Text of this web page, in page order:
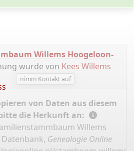
Willems Hoogeloon-
wurde von Kees Willems
nimm Kontakt auf
von Daten aus diesem
die Herkunft an:
Willems
Genealogie Online